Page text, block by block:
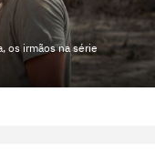
os irmãos na série